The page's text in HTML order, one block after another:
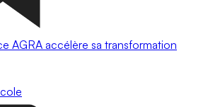
AGRA accélère sa transformation